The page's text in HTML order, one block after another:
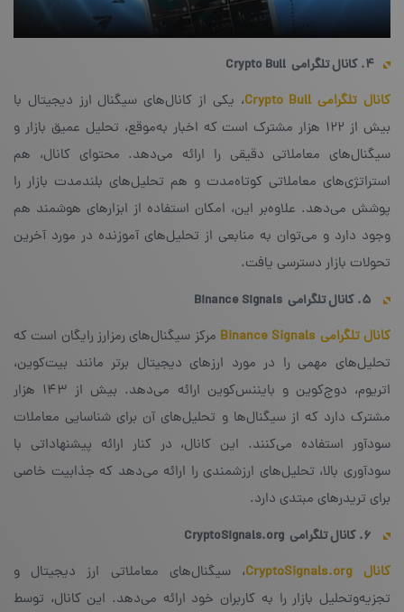
۴. کانال تلگرامی
کانال تلگرامی Crypto Bull
، یکی از کانال‌های سیگنال ارز دیجیتال با
بیش از ۱۲۲ هزار مشترک است که اخبار به‌موقع، تحلیل عمیق بازار و
سیگنال‌های معاملاتی دقیقی را ارائه می‌دهد. محتوای کانال، هم
استراتژی‌های معاملاتی کوتاه‌مدت و هم تحلیل‌های بلند‌مدت بازار را
پوشش می‌دهد. علاوه‌بر این، امکان استفاده از ابزارهای هوشمند هم
وجود دارد و می‌توان به منابعی از تحلیل‌های آموزنده‌ در مورد آخرین
تحولات بازار دسترسی یافت.
۵. کانال تلگرامی
کانال تلگرامی Binance Signals
مرکز سیگنال‌های رمزارز رایگان است که
تحلیل‌های مهمی را در مورد ارزهای دیجیتال برتر مانند بیت‌کوین،
اتریوم، دوج‌کوین و بایننس‌کوین ارائه می‌دهد. بیش از ۱۴۳ هزار
مشترک دارد که از سیگنال‌ها و تحلیل‌های آن برای شناسایی معاملات
سودآور استفاده می‌کنند. این کانال، در کنار ارائه پیشنهاداتی با
سودآوری بالا، تحلیل‌های ارزشمندی را ارائه می‌دهد که جذابیت خاصی
برای تریدرهای مبتدی دارد.
۶. کانال تلگرامی
کانال CryptoSignals.org
، سیگنال‌های معاملاتی ارز دیجیتال و
تجزیه‌و‌تحلیل بازار را به کاربران خود ارائه می‌دهد. این کانال، توسط